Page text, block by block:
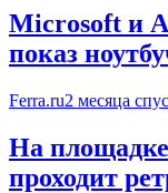
Microsoft и
показ
Ferra.ru2 месяца
На
проходит